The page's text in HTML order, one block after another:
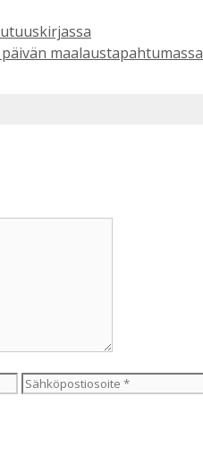
maalaustapahtumassa
Sähköpostiosoite